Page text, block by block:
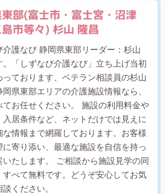
部(富士市・富士宮・沼津
市等々) 杉山 隆昌
介護なび 静岡県東部リーダー：杉山
。「しずなび介護なび」立ち上げ当初
っております、ベテラン相談員の杉山
岡県東部エリアの介護施設情報なら、
てお任せください。 施設の利用料金や
入居条件など、ネットだけでは見えに
な情報まで網羅しております。お客様
に寄り添い、最適な施設を自信を持っ
いたします。 ご相談から施設見学の同
すべて無料です。どうぞ安心してお気
ください。